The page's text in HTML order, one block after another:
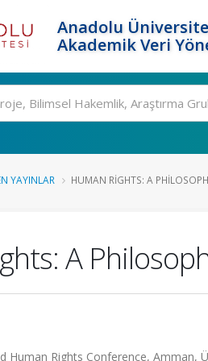
Anadolu
Akademik Veri
YAYINLAR HUMAN RIGHTS: A
A
Human Rights Conference, Amman,